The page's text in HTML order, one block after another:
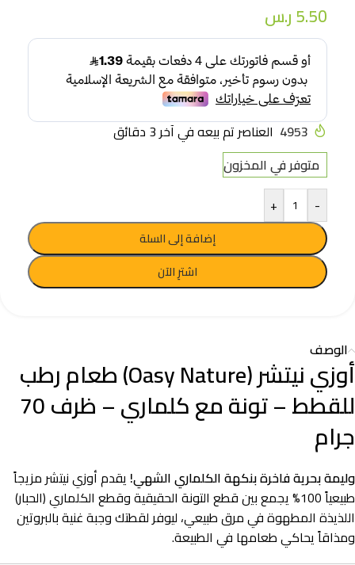
5.50ر.س
4953 العناصر تم بيعه في آخر 3 دقائق
متوفر في المخزون
-
+
إضافة إلى السلة
اشترِ الآن
الوصف
أوزي نيتشر (Oasy Nature) طعام رطب
للقطط – تونة مع كلماري – ظرف 70
جرام
وليمة بحرية فاخرة بنكهة الكلماري الشهي! يقدم أوزي نيتشر مزيجاً
طبيعياً 100% يجمع بين قطع التونة الحقيقية وقطع الكلماري (الحبار)
اللذيذة المطهوة في مرق طبيعي، ليوفر لقطتك وجبة غنية بالبروتين
ومذاقاً يحاكي طعامها في الطبيعة.